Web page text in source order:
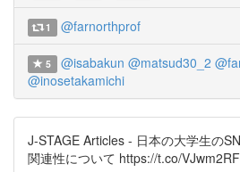
1 @farnorthprof
5 @isabakun @matsud30_2
@inosetakamichi
J-STAGE Articles - 日本の大学生の
関連性について https://t.co/